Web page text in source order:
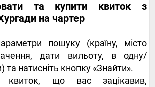
та купити квиток з
на чартер
пошуку (країну, місто
дати вильоту, в одну/
та натисніть кнопку «Знайти».
квиток, що вас зацікавив,